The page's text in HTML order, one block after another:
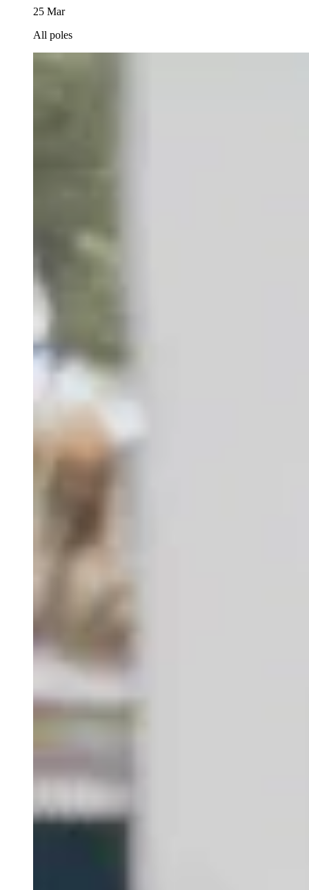
25 Mar
All poles